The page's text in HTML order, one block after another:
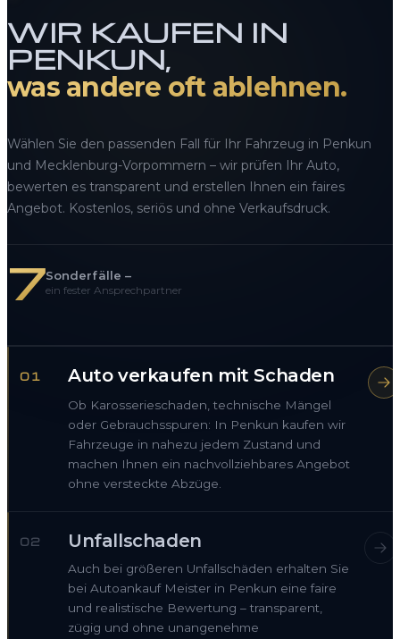
WIR KAUFEN IN
PENKUN,
was andere oft ablehnen.
Wählen Sie den passenden Fall für Ihr Fahrzeug in Penkun
und Mecklenburg-Vorpommern – wir prüfen Ihr Auto,
bewerten es transparent und erstellen Ihnen ein faires
Angebot. Kostenlos, seriös und ohne Verkaufsdruck.
7Sonderfälle –
ein fester Ansprechpartner
01 Auto verkaufen mit Schaden
Ob Karosserieschaden, technische Mängel
oder Gebrauchsspuren: In Penkun kaufen wir
Fahrzeuge in nahezu jedem Zustand und
machen Ihnen ein nachvollziehbares Angebot
ohne versteckte Abzüge.
02 Unfallschaden
Auch bei größeren Unfallschäden erhalten Sie
bei Autoankauf Meister in Penkun eine faire
und realistische Bewertung – transparent,
zügig und ohne unangenehme